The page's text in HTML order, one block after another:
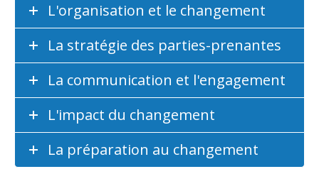
L'organisation et le changement
La stratégie des parties-prenantes
La communication et l'engagement
L'impact du changement
La préparation au changement